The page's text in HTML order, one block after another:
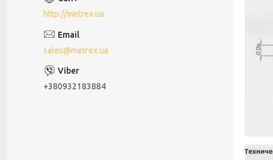
http://metrex.ua
sales@metrex.ua
+380932183884